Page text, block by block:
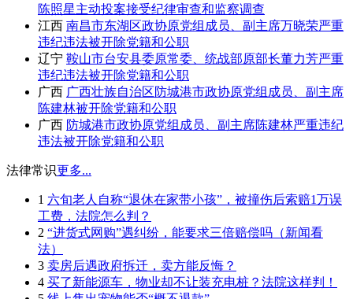
陈照星主动投案接受纪律审查和监察调查
江西 南昌市东湖区政协原党组成员、副主席万晓荣严重
违纪违法被开除党籍和公职
辽宁 鞍山市台安县委原常委、统战部原部长董力芳严重
违纪违法被开除党籍和公职
广西 广西壮族自治区防城港市政协原党组成员、副主席
陈建林被开除党籍和公职
广西 防城港市政协原党组成员、副主席陈建林严重违纪
违法被开除党籍和公职
法律常识更多...
1 六旬老人自称“退休在家带小孩”，被撞伤后索赔1万误
工费，法院怎么判？
2 “进货式网购”遇纠纷，能要求三倍赔偿吗（新闻看
法）
3 卖房后遇政府拆迁，卖方能反悔？
4 买了新能源车，物业却不让装充电桩？法院这样判！